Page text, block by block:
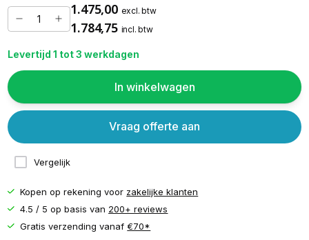
1.475,00 excl. btw
1.784,75 incl. btw
Levertijd 1 tot 3 werkdagen
In winkelwagen
Vergelijk
Vraag offerte aan
Kopen op rekening voor zakelijke klanten
4.5 / 5 op basis van 200+ reviews
Gratis verzending vanaf€70*